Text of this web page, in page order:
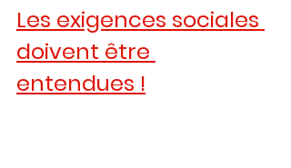
Les exigences sociales
doivent être
entendues !